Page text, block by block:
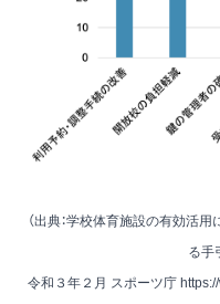
（出典：学校体育施設の有効活
る手
令和３年２月 スポーツ庁